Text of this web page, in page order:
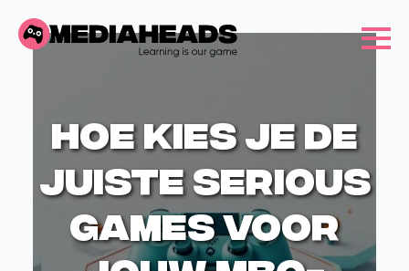
Hoe kies je de
juiste serious
games voor